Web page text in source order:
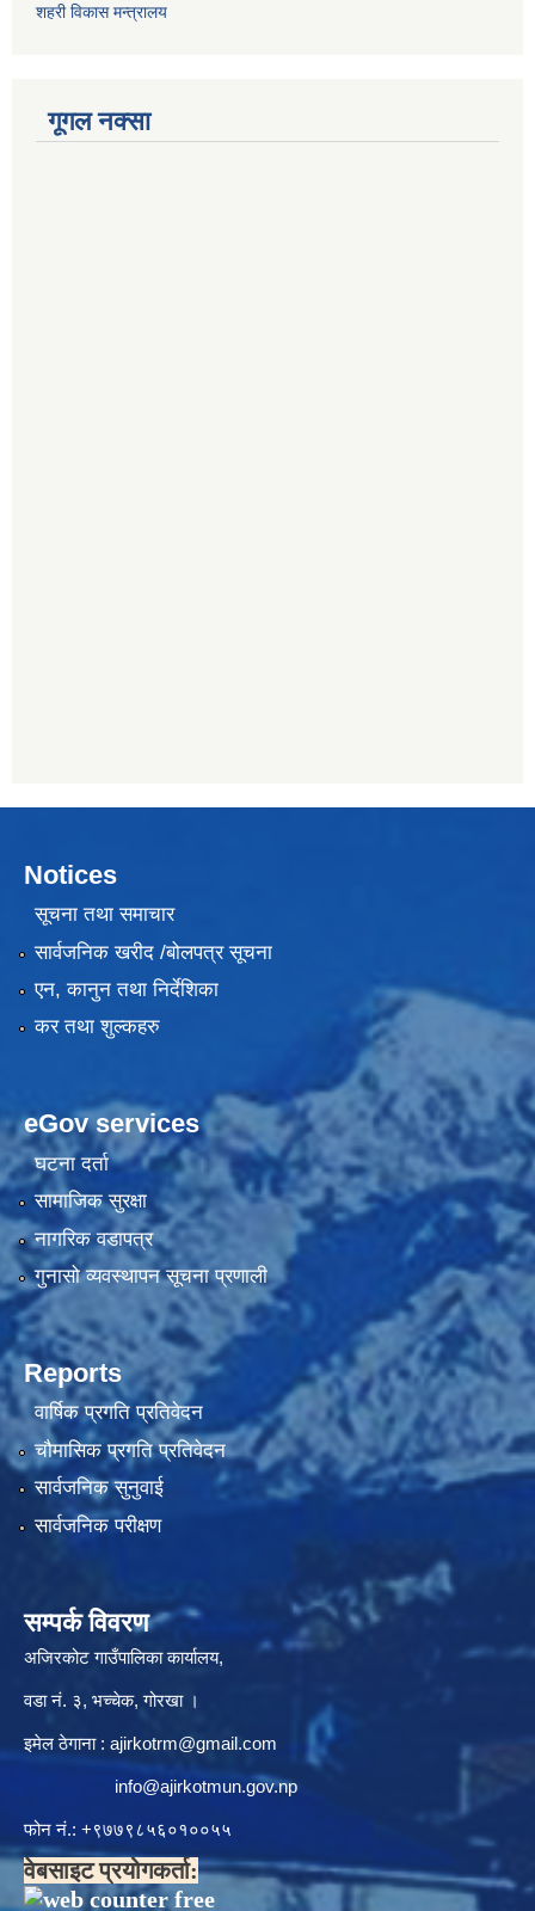
शहरी विकास मन्त्रालय
गूगल नक्सा
Notices
सूचना तथा समाचार
सार्वजनिक खरीद /बोलपत्र सूचना
एन, कानुन तथा निर्देशिका
कर तथा शुल्कहरु
eGov services
घटना दर्ता
सामाजिक सुरक्षा
नागरिक वडापत्र
गुनासो व्यवस्थापन सूचना प्रणाली
Reports
वार्षिक प्रगति प्रतिवेदन
चौमासिक प्रगति प्रतिवेदन
सार्वजनिक सुनुवाई
सार्वजनिक परीक्षण
सम्पर्क विवरण
अजिरकोट गाउँपालिका कार्यालय,
वडा नं. ३, भच्चेक, गोरखा ।
इमेल ठेगाना : ajirkotrm@gmail.com
info@ajirkotmun.gov.np
फोन नं.: ‍‌+९७७९८५६०१००५५
वेबसाइट प्रयोगकर्ता: